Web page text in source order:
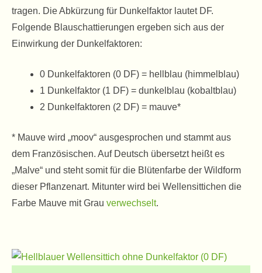
tragen. Die Abkürzung für Dunkelfaktor lautet DF.
Folgende Blauschattierungen ergeben sich aus der
Einwirkung der Dunkelfaktoren:
0 Dunkelfaktoren (0 DF) = hellblau (himmelblau)
1 Dunkelfaktor (1 DF) = dunkelblau (kobaltblau)
2 Dunkelfaktoren (2 DF) = mauve*
* Mauve wird „moov“ ausgesprochen und stammt aus
dem Französischen. Auf Deutsch übersetzt heißt es
„Malve“ und steht somit für die Blütenfarbe der Wildform
dieser Pflanzenart. Mitunter wird bei Wellensittichen die
Farbe Mauve mit Grau verwechselt.